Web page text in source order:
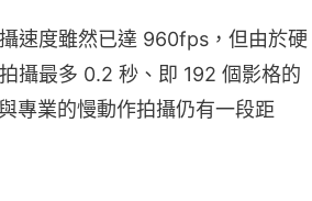
速度雖然已達 960fps，但由於硬
攝最多 0.2 秒、即 192 個影格的
專業的慢動作拍攝仍有一段距